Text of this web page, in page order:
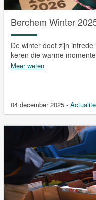
Berchem Winter
De winter doet zijn
keren die warme
Meer weten
04 december 2025 -